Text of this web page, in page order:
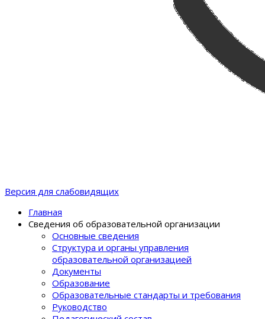
Версия для слабовидящих
Главная
Сведения об образовательной организации
Основные сведения
Структура и органы управления
образовательной организацией
Документы
Образование
Образовательные стандарты и требования
Руководство